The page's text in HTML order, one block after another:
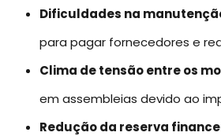
Dificuldades na
para pagar fornecedores e
Clima de tensão entre os
em assembleias devido ao
Redução da reserva